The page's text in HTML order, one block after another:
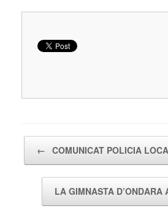
← COMUNICAT POLICIA
LA GIMNASTA D’ONDARA